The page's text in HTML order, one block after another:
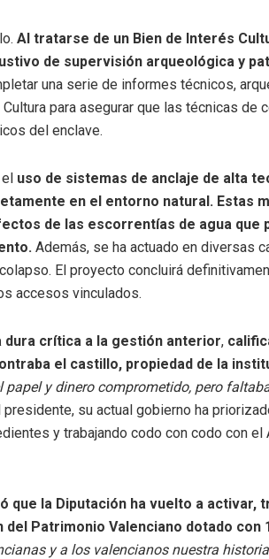
Al tratarse de un Bien de Interés
de supervisión arqueológica y
una serie de informes técnicos,
para asegurar que las técnicas de
del enclave.
uso de sistemas de anclaje de alta
en el entorno natural. Estas
de las escorrentías de agua que
Además, se ha actuado en diversas
El proyecto concluirá
accesos vinculados.
dura crítica a la gestión anterior,
el castillo, propiedad de la
papel y dinero comprometido, pero
su actual gobierno ha
y trabajando codo con codo con el
que la Diputación ha vuelto a activar,
del Patrimonio Valenciano dotado con
y a los valencianos nuestra